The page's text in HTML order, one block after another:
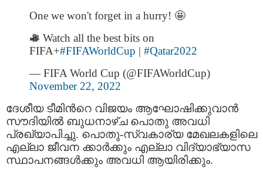
One we won't forget in a hurry! 🤩
Watch all the best bits on
FIFA+#FIFAWorldCup | #Qatar2022
— FIFA World Cup (@FIFAWorldCup)
November 22, 2022
ദേശീയ ടീമിന്‍റെ വിജയം ആഘോഷിക്കുവാന്‍
സൗദിയില്‍ ബുധനാഴ്ച പൊതു അവധി
പ്രഖ്യാപിച്ചു. പൊതു-സ്വകാര്യ മേഖലകളിലെ
എല്ലാ ജീവന ക്കാര്‍ക്കും എല്ലാ വിദ്യാഭ്യാസ
സ്ഥാപനങ്ങള്‍ക്കും അവധി ആയിരിക്കും.